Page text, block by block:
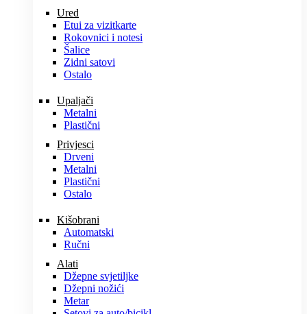
Ured
Etui za vizitkarte
Rokovnici i notesi
Šalice
Zidni satovi
Ostalo
Upaljači
Metalni
Plastični
Privjesci
Drveni
Metalni
Plastični
Ostalo
Kišobrani
Automatski
Ručni
Alati
Džepne svjetiljke
Džepni nožići
Metar